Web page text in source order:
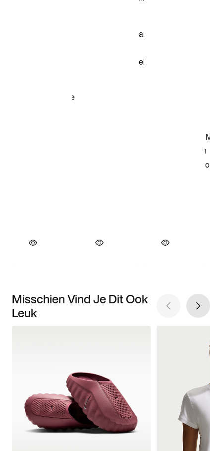
Misschien Vind Je Dit Ook
Leuk